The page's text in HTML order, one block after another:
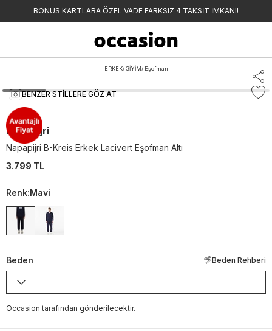
BONUS KARTLARA ÖZEL VADE FARKSIZ 4 TAKSİT İMKANI!
ERKEK/ GİYİM/ Eşofman
BENZER STILLERE GÖZ AT
Napapijri
Napapijri B-Kreis Erkek Lacivert Eşofman Altı
3.799 TL
Renk:Mavi
Beden Beden Rehberi
Occasion tarafından gönderilecektir.